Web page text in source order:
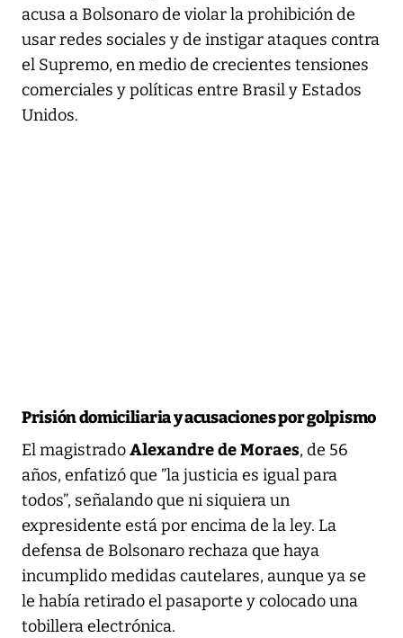
acusa a Bolsonaro de violar la prohibición de
usar redes sociales y de instigar ataques contra
el Supremo, en medio de crecientes tensiones
comerciales y políticas entre Brasil y Estados
Unidos.
Prisión domiciliaria y acusaciones por golpismo
El magistradoAlexandre de Moraes, de 56
años, enfatizó que ”la justicia es igual para
todos”, señalando que ni siquiera un
expresidente está por encima de la ley. La
defensa de Bolsonaro rechaza que haya
incumplido medidas cautelares, aunque ya se
le había retirado el pasaporte y colocado una
tobillera electrónica.